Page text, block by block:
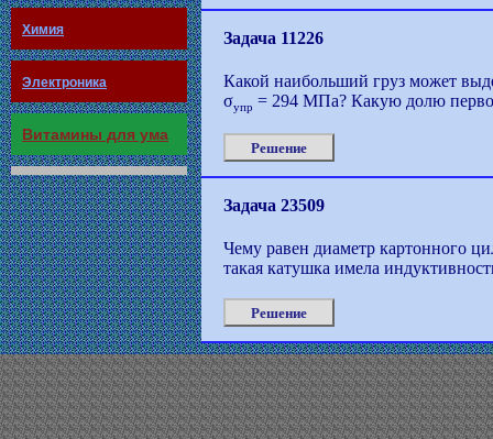
Химия
Электроника
Витамины для ума
Задача 11226
Какой наибольший груз может
σупр = 294 МПа? Какую долю
Решение
Задача 23509
Чему равен диаметр картонного
такая катушка имела
Решение